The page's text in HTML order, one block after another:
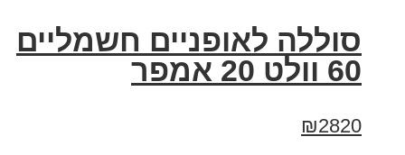
סוללה לאופניים חשמליים
60 וולט 20 אמפר
₪2820